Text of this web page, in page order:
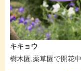
キキョウ
樹木園,薬草園で開花中